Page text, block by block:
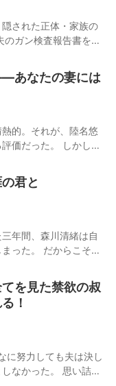
れ回っていることで
ックした。 「私と
なります。でも、彼
ったく同じ日だった
隠された正体・家族の
していた。 姑は露
もうすぐ死ぬ人間
るんじゃないよ」と
身ごもった。離婚し
に契約結婚を果た
物もまた、彼女こそ
よ、もう一
に苛まれることとな
を諦め
あなたの妻には
的。それが、陸名悠
価だった。 しかし、
なく離婚を切り出
るためだ。半年後に
彼は時水恋がずっと
信じていたが、彼女
。 涙は枯れ果て、時
こうして偽りの離婚
だが、陸名悠弥は――
後に、噂が流れた。
たあの陸名家の御曹
イバッハを飛ばし、
乞うためだけに……。
君と
年間、森川清緒は自
った。 だからこそ、
清緒は迷うことなく
女は決意した。かつ
才気を兼ね備えた
に戻ることを。 その
也は、一族郎党を引
に跪くこととなる。
後は規格外だった。
母は森川家二十三代
を見た禁欲の叔
！
に努力しても夫は決し
った。 思い詰め